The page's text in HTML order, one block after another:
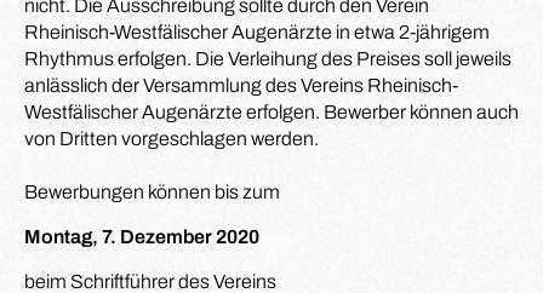
nicht. Die Ausschreibung sollte durch den Verein
Rheinisch-Westfälischer Augenärzte in etwa 2-jährigem
Rhythmus erfolgen. Die Verleihung des Preises soll jeweils
anlässlich der Versammlung des Vereins Rheinisch-
Westfälischer Augenärzte erfolgen. Bewerber können auch
von Dritten vorgeschlagen werden.
Bewerbungen können bis zum
Montag, 7. Dezember 2020
beim Schriftführer des Vereins